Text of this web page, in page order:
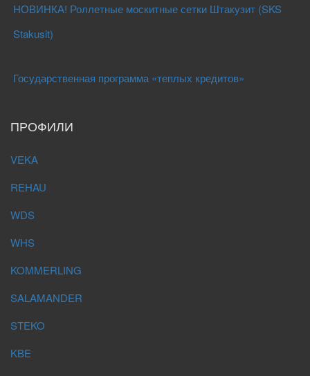
НОВИНКА! Роллетные москитные сетки Штакузит (SKS
Stakusit)
Государственная программа «теплых кредитов»
ПРОФИЛИ
VEKA
REHAU
WDS
WHS
KOMMERLING
SALAMANDER
STEKO
KBE